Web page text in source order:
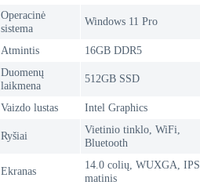
Operacinė
sistema
Windows 11 Pro
Atmintis
16GB DDR5
Duomenų
laikmena
512GB SSD
Vaizdo lustas Intel Graphics
Ryšiai
Vietinio tinklo, WiFi,
Bluetooth
Ekranas
14.0 colių, WUXGA, IPS,
matinis